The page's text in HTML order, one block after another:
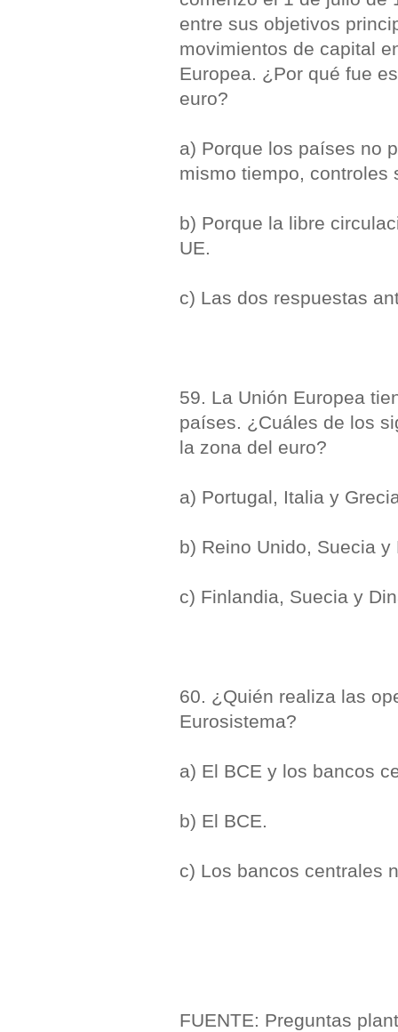
entre sus objetivos
movimientos de capital
Europea. ¿Por qué fue
euro?
a) Porque los países no
mismo tiempo, controles
b) Porque la libre
UE.
c) Las dos respuestas
59. La Unión Europea
países. ¿Cuáles de los
la zona del euro?
a) Portugal, Italia y
b) Reino Unido, Suecia y
c) Finlandia, Suecia y
60. ¿Quién realiza las
Eurosistema?
a) El BCE y los bancos
b) El BCE.
c) Los bancos centrales
FUENTE: Preguntas